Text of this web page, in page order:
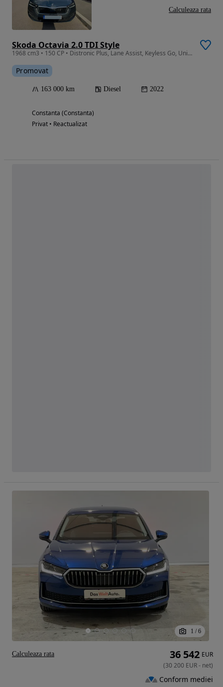
Skoda Octavia 2.0 TDI Style
1968 cm3 • 150 CP • Distronic Plus, Lane Assist, Keyless Go, Unic Propietar
Promovat
163 000 km Diesel 2022
Constanta (Constanta)
Privat • Reactualizat
Calculeaza rata
1 / 6
36 542 EUR
(30 200 EUR- net)
Conform mediei
Calculeaza rata